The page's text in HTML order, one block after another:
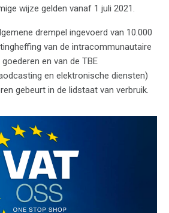
wijze gelden vanaf 1 juli 2021.
drempel ingevoerd van 10.000
van de intracommunautaire
en van de TBE
en elektronische diensten)
gebeurt in de lidstaat van verbruik.